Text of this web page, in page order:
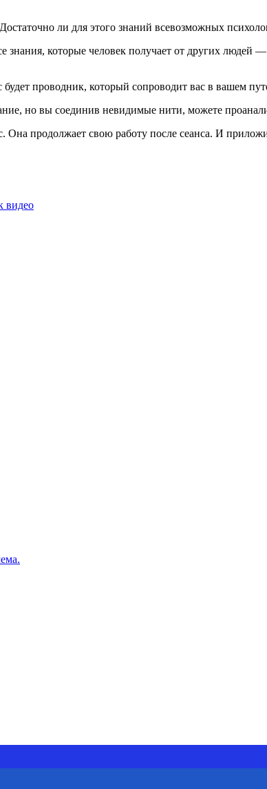
ли для этого знаний всевозможных
знания, которые человек получает от других
проводник, который сопроводит вас в вашем
но вы соединив невидимые нити, можете
Она продолжает свою работу после сеанса. И
видео